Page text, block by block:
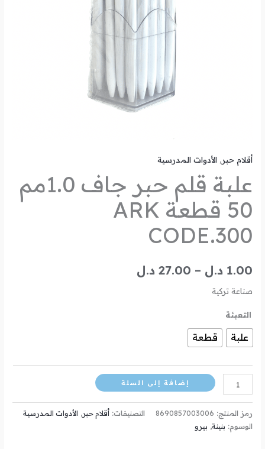
أقلام حبر,الأدوات المدرسية
علبة قلم حبر جاف 1.0مم
50 قطعة ARK
CODE.300
1.00 د.ل –
27.00 د.ل
صناعة تركية
التعبئة
علبة قطعة
إضافة إلى السلة
رمز المنتج: 8690857003006 التصنيفات:أقلام حبر, الأدوات المدرسية
الوسوم: بنينة, بيرو